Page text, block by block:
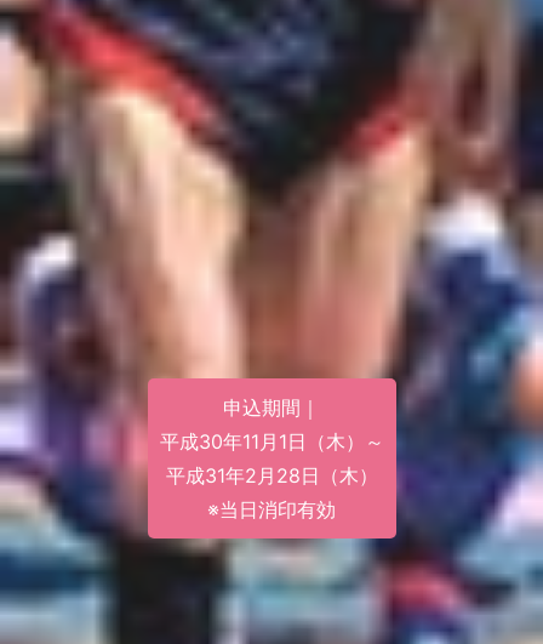
申込期間｜
平成30年11月1日（木）～
平成31年2月28日（木）
※当日消印有効